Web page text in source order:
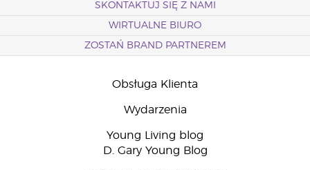
SKONTAKTUJ SIĘ Z NAMI
WIRTUALNE BIURO
ZOSTAŃ BRAND PARTNEREM
Obsługa Klienta
Wydarzenia
Young Living blog
D. Gary Young Blog